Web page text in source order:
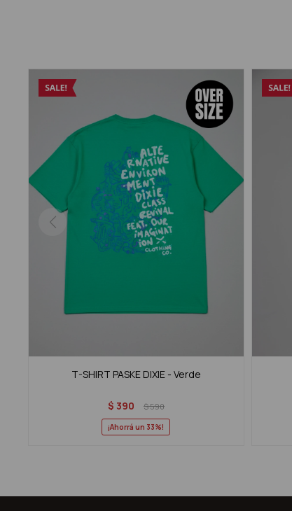
T-SHIRT PASKE DIXIE - Verde
$ 390 $590
33